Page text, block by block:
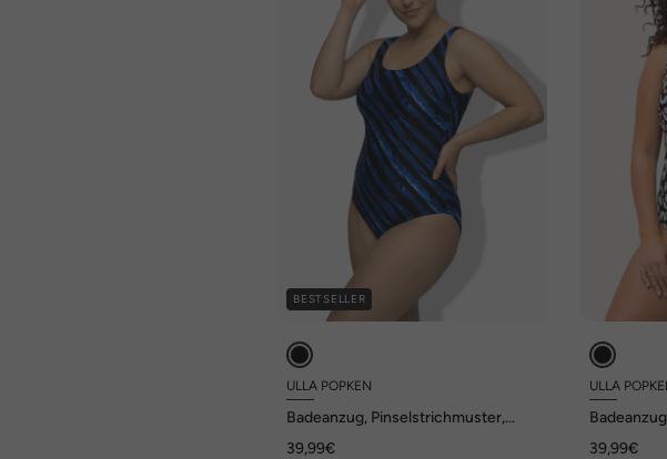
BESTSELLER
ULLA POPKEN
Badeanzug, Pinselstrichmuster,
39,99€
ULLA
39,99€